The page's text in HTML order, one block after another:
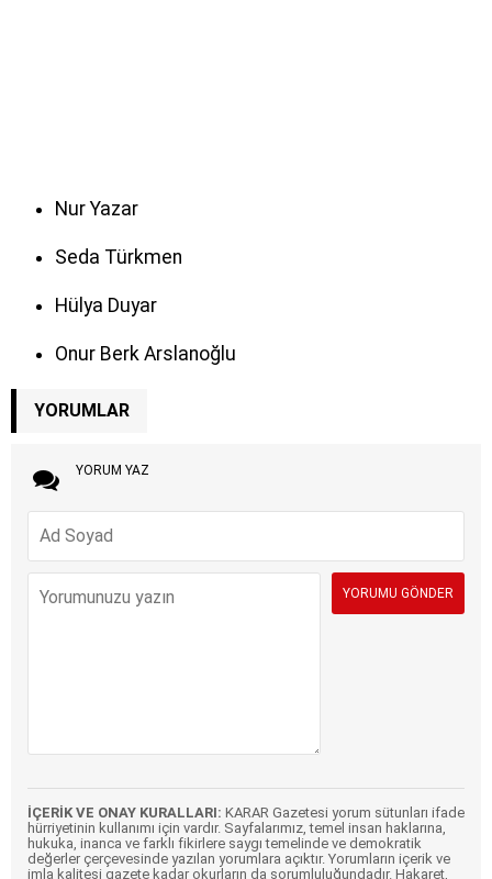
Nur Yazar
Seda Türkmen
Hülya Duyar
Onur Berk Arslanoğlu
YORUMLAR
YORUM YAZ
İÇERİK VE ONAY KURALLARI: KARAR Gazetesi yorum sütunları ifade
hürriyetinin kullanımı için vardır. Sayfalarımız, temel insan haklarına,
hukuka, inanca ve farklı fikirlere saygı temelinde ve demokratik
değerler çerçevesinde yazılan yorumlara açıktır. Yorumların içerik ve
imla kalitesi gazete kadar okurların da sorumluluğundadır. Hakaret,